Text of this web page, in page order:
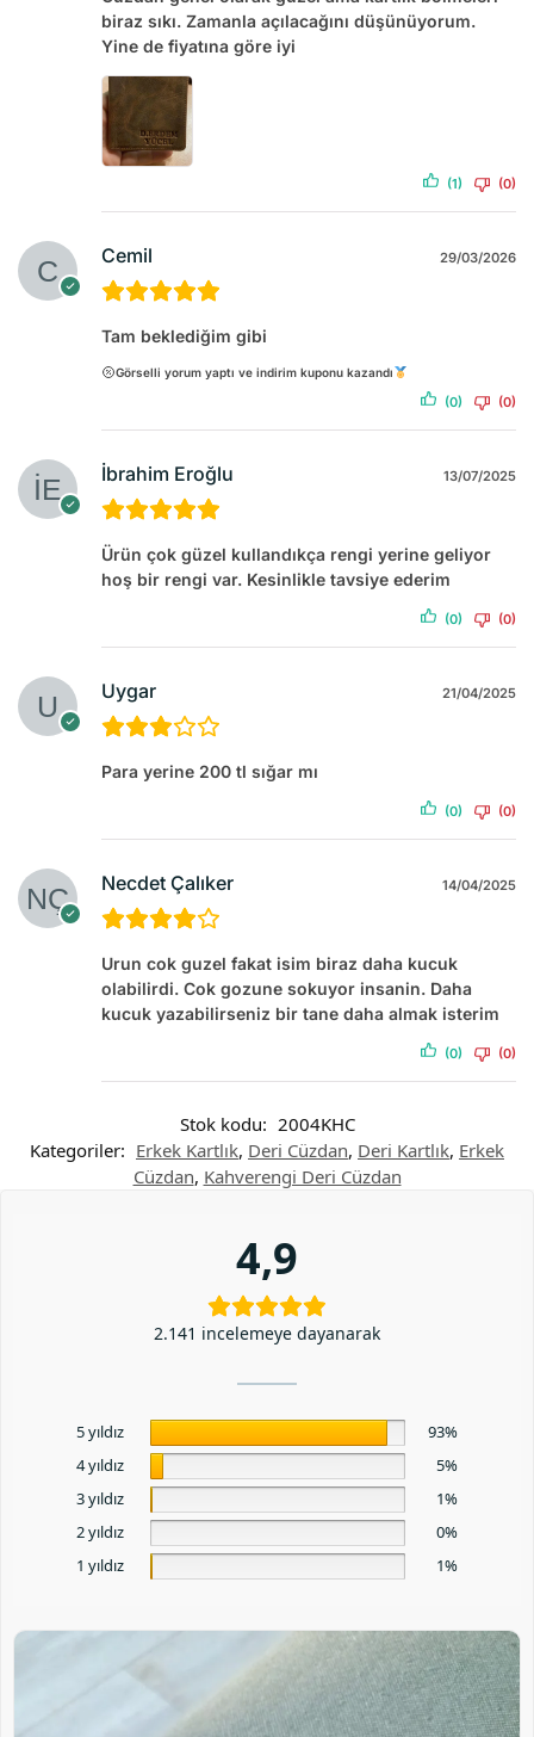
biraz sıkı. Zamanla açılacağını düşünüyorum.
Yine de fiyatına göre iyi
(1) (0)
Cemil 29/03/2026
Tam beklediğim gibi
Görselli yorum yaptı ve indirim kuponu kazandı
(0) (0)
İbrahim Eroğlu 13/07/2025
Ürün çok güzel kullandıkça rengi yerine geliyor
hoş bir rengi var. Kesinlikle tavsiye ederim
(0) (0)
Uygar 21/04/2025
Para yerine 200 tl sığar mı
(0) (0)
Necdet Çalıker 14/04/2025
Urun cok guzel fakat isim biraz daha kucuk
olabilirdi. Cok gozune sokuyor insanin. Daha
kucuk yazabilirseniz bir tane daha almak isterim
(0) (0)
Stok kodu: 2004KHC
Kategoriler: Erkek Kartlık, Deri Cüzdan, Deri Kartlık, Erkek
Cüzdan, Kahverengi Deri Cüzdan
4,9
2.141 incelemeye dayanarak
5 yıldız
93%
4 yıldız
5%
3 yıldız
1%
2 yıldız
0%
1 yıldız
1%